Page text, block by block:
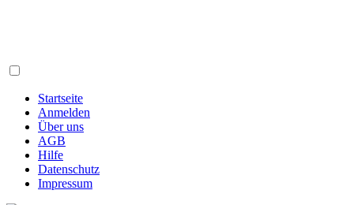
Startseite
Anmelden
Über uns
AGB
Hilfe
Datenschutz
Impressum